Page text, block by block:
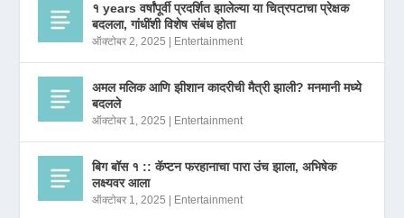
१ years वर्षांपूर्वी प्रदर्शित झालेल्या या चित्रपटाचा प्रेक्षक
बदलला, गांधींशी विशेष संबंध होता
ऑक्टोबर 2, 2025 Entertainment
अमल मलिक आणि झीशान कादरीची मैत्री झाली? मनमानी मध्ये
बदलले
ऑक्टोबर 1, 2025 Entertainment
बिग बॉस १ :: कॅप्टन फरहानाचा पारा उंच झाला, अभिषेक
लक्ष्यवर आला
ऑक्टोबर 1, 2025 Entertainment